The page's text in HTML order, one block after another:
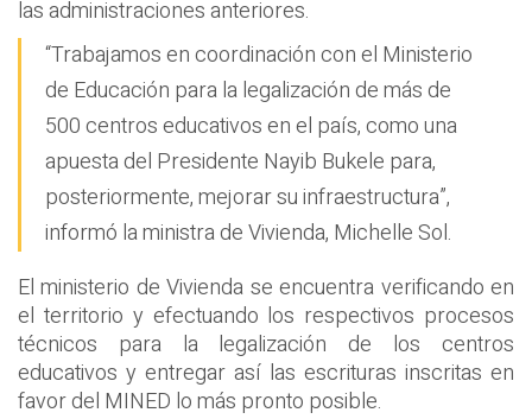
las administraciones anteriores.
“Trabajamos en coordinación con el Ministerio
de Educación para la legalización de más de
500 centros educativos en el país, como una
apuesta del Presidente Nayib Bukele para,
posteriormente, mejorar su infraestructura”,
informó la ministra de Vivienda, Michelle Sol.
El ministerio de Vivienda se encuentra verificando en
el territorio y efectuando los respectivos procesos
técnicos para la legalización de los centros
educativos y entregar así las escrituras inscritas en
favor del MINED lo más pronto posible.